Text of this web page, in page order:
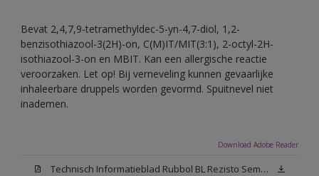
Bevat 2,4,7,9-tetramethyldec-5-yn-4,7-diol, 1,2-
benzisothiazool-3(2H)-on, C(M)IT/MIT(3:1), 2-octyl-2H-
isothiazool-3-on en MBIT. Kan een allergische reactie
veroorzaken. Let op! Bij verneveling kunnen gevaarlijke
inhaleerbare druppels worden gevormd. Spuitnevel niet
inademen.
Download Adobe Reader
Technisch Informatieblad Rubbol BL Rezisto Semi-Gloss (New Livery) (PDF)